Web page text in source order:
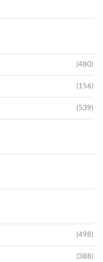
(480)
(156)
(539)
(498)
(388)